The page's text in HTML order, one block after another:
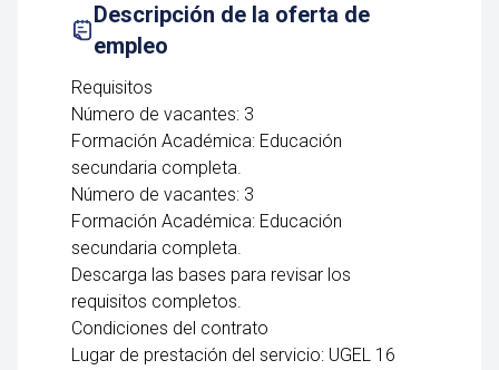
Descripción de la oferta de
empleo
Requisitos
Número de vacantes: 3
Formación Académica: Educación
secundaria completa.
Número de vacantes: 3
Formación Académica: Educación
secundaria completa.
Descarga las bases para revisar los
requisitos completos.
Condiciones del contrato
Lugar de prestación del servicio: UGEL 16